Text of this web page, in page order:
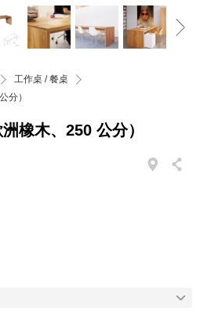
工作桌 / 餐桌
分）
橡木、250 公分）